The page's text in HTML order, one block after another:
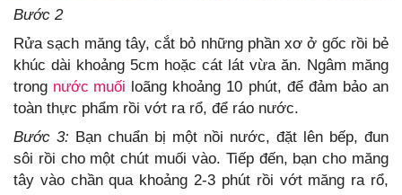
Bước 2
Rửa sạch măng tây, cắt bỏ những phần xơ ở gốc rồi bẻ
khúc dài khoảng 5cm hoặc cát lát vừa ăn. Ngâm măng
trong nước muối loãng khoảng 10 phút, để đảm bảo an
toàn thực phẩm rồi vớt ra rổ, để ráo nước.
Bước 3: Bạn chuẩn bị một nồi nước, đặt lên bếp, đun
sôi rồi cho một chút muối vào. Tiếp đến, bạn cho măng
tây vào chần qua khoảng 2-3 phút rồi vớt măng ra rổ,